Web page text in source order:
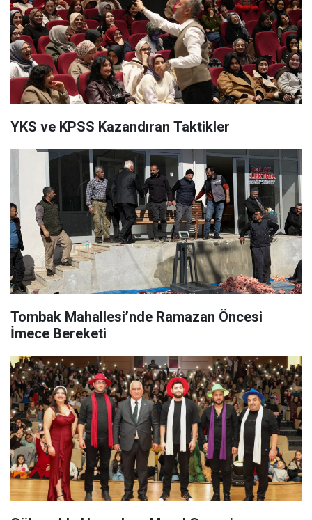
YKS ve KPSS Kazandıran Taktikler
Tombak Mahallesi’nde Ramazan Öncesi
İmece Bereketi